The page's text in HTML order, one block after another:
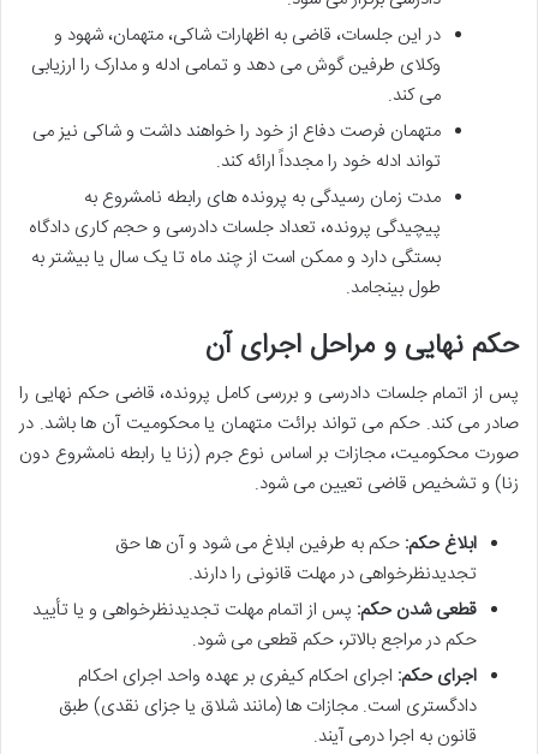
در این جلسات، قاضی به اظهارات شاکی، متهمان، شهود و
وکلای طرفین گوش می دهد و تمامی ادله و مدارک را ارزیابی
می کند.
متهمان فرصت دفاع از خود را خواهند داشت و شاکی نیز می
تواند ادله خود را مجدداً ارائه کند.
مدت زمان رسیدگی به پرونده های رابطه نامشروع به
پیچیدگی پرونده، تعداد جلسات دادرسی و حجم کاری دادگاه
بستگی دارد و ممکن است از چند ماه تا یک سال یا بیشتر به
طول بینجامد.
حکم نهایی و مراحل اجرای آن
پس از اتمام جلسات دادرسی و بررسی کامل پرونده، قاضی حکم نهایی را
صادر می کند. حکم می تواند برائت متهمان یا محکومیت آن ها باشد. در
صورت محکومیت، مجازات بر اساس نوع جرم (زنا یا رابطه نامشروع دون
زنا) و تشخیص قاضی تعیین می شود.
ابلاغ حکم: حکم به طرفین ابلاغ می شود و آن ها حق
تجدیدنظرخواهی در مهلت قانونی را دارند.
قطعی شدن حکم: پس از اتمام مهلت تجدیدنظرخواهی و یا تأیید
حکم در مراجع بالاتر، حکم قطعی می شود.
اجرای حکم: اجرای احکام کیفری بر عهده واحد اجرای احکام
دادگستری است. مجازات ها (مانند شلاق یا جزای نقدی) طبق
قانون به اجرا درمی آیند.